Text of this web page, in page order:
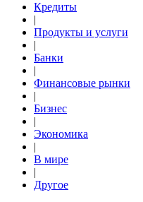
Кредиты
|
Продукты и услуги
|
Банки
|
Финансовые рынки
|
Бизнес
|
Экономика
|
В мире
|
Другое